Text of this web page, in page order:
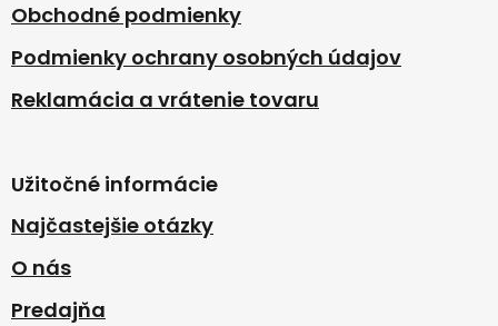
Obchodné podmienky
Podmienky ochrany osobných údajov
Reklamácia a vrátenie tovaru
Užitočné informácie
Najčastejšie otázky
O nás
Predajňa